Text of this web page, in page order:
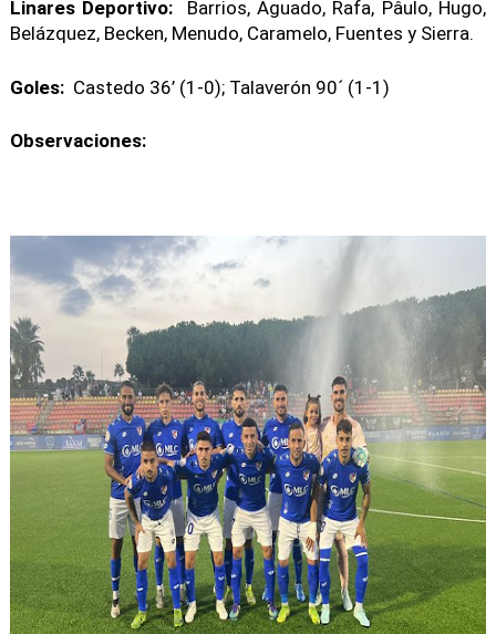
Linares Deportivo:
Barrios, Aguado, Rafa, Pâulo, Hugo,
Belázquez, Becken, Menudo, Caramelo, Fuentes y Sierra.
Goles: Castedo 36’ (1-0); Talaverón 90´ (1-1)
Observaciones: